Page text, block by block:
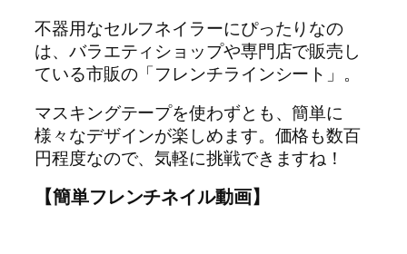
不器用なセルフネイラーにぴったりなの
は、バラエティショップや専門店で販売し
ている市販の「フレンチラインシート」。
マスキングテープを使わずとも、簡単に
様々なデザインが楽しめます。価格も数百
円程度なので、気軽に挑戦できますね！
【簡単フレンチネイル動画】